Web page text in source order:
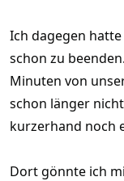
Ich dagegen
schon zu
Minuten von
schon länger
kurzerhand noch
Dort gönnte ich